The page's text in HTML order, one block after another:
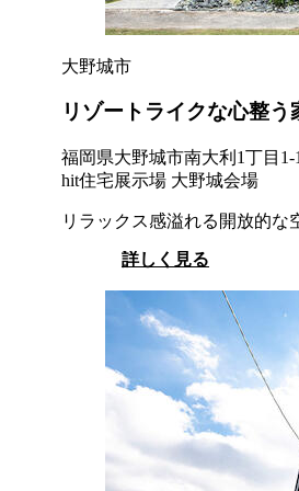
大野城市
リゾートライクな心整う
福岡県大野城市南大利1丁目1-1
hit住宅展示場 大野城会場
リラックス感溢れる開放的な
詳しく見る